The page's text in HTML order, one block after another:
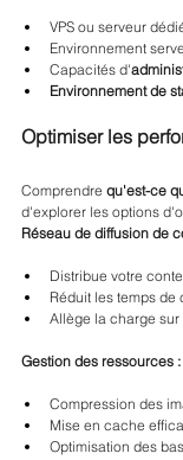
VPS ou serveur
Environnement
Capacités d'
Environnement de
Optimiser les
Comprendre qu'est-ce
d'explorer les options
Réseau de diffusion de
Distribue votre
Réduit les temps
Allège la charge
Gestion des ressources :
Compression des
Mise en cache
Optimisation des